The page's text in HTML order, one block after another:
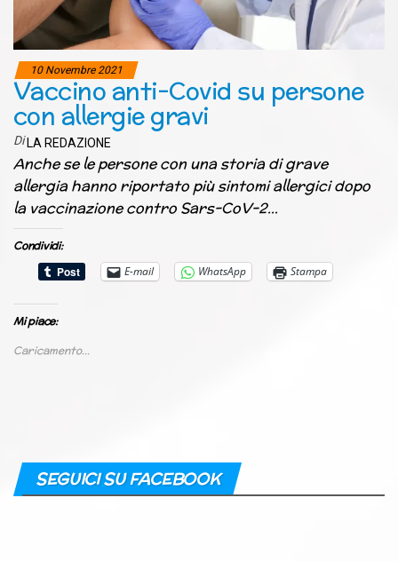
10 Novembre 2021
Vaccino anti-Covid su persone
con allergie gravi
DiLA REDAZIONE
Anche se le persone con una storia di grave
allergia hanno riportato più sintomi allergici dopo
la vaccinazione contro Sars-CoV-2…
Condividi:
E-mail
WhatsApp Stampa
Mi piace:
Caricamento...
SEGUICI SU FACEBOOK